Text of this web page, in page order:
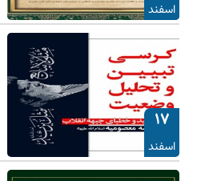
اسفند
۱۷
اسفند